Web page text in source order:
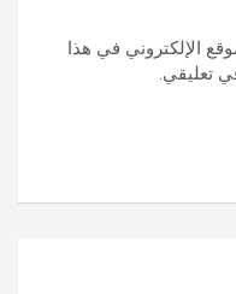
الإلكتروني في هذا
تعليقي.